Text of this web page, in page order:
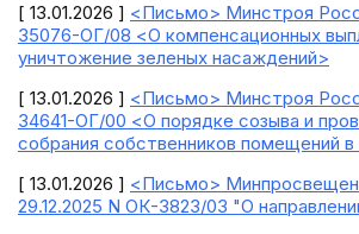
[ 13.01.2026 ] <Письмо> Минстроя
35076-ОГ/08 <О компенсационных
уничтожение зеленых насаждений>
[ 13.01.2026 ] <Письмо> Минстроя
34641-ОГ/00 <О порядке созыва и
собрания собственников помещений
[ 13.01.2026 ] <Письмо>
29.12.2025 N ОК-3823/03 "О